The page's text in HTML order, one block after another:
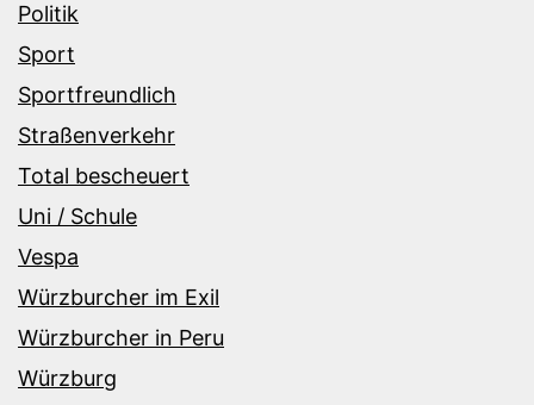
Politik
Sport
Sportfreundlich
Straßenverkehr
Total bescheuert
Uni / Schule
Vespa
Würzburcher im Exil
Würzburcher in Peru
Würzburg